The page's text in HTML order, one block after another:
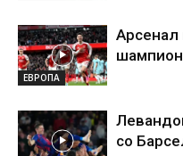
ЕВРОПА
Арсенал
со